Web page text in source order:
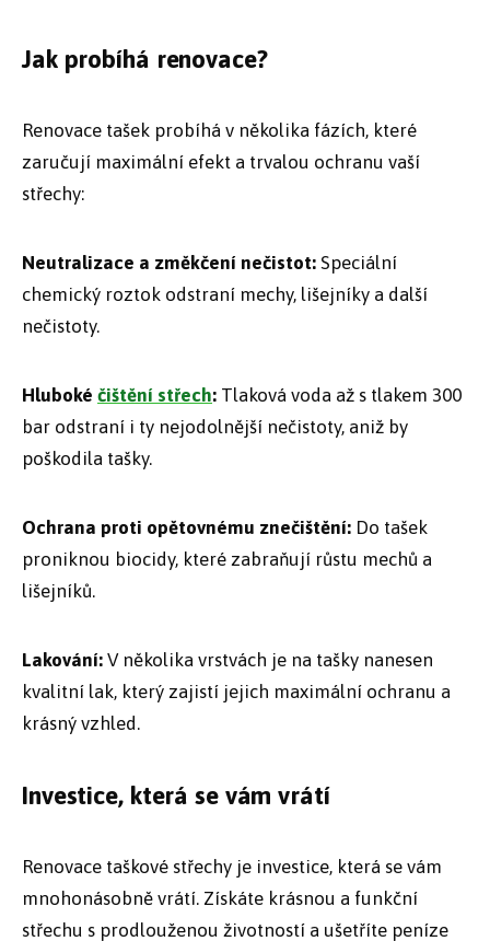
Jak probíhá renovace?
Renovace tašek probíhá v několika fázích, které
zaručují maximální efekt a trvalou ochranu vaší
střechy:
Neutralizace a změkčení nečistot: Speciální
chemický roztok odstraní mechy, lišejníky a další
nečistoty.
Hluboké čištění střech: Tlaková voda až s tlakem 300
bar odstraní i ty nejodolnější nečistoty, aniž by
poškodila tašky.
Ochrana proti opětovnému znečištění: Do tašek
proniknou biocidy, které zabraňují růstu mechů a
lišejníků.
Lakování: V několika vrstvách je na tašky nanesen
kvalitní lak, který zajistí jejich maximální ochranu a
krásný vzhled.
Investice, která se vám vrátí
Renovace taškové střechy je investice, která se vám
mnohonásobně vrátí. Získáte krásnou a funkční
střechu s prodlouženou životností a ušetříte peníze